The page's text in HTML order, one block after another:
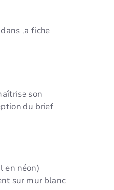
la fiche
son
du brief
en néon)
sur mur blanc